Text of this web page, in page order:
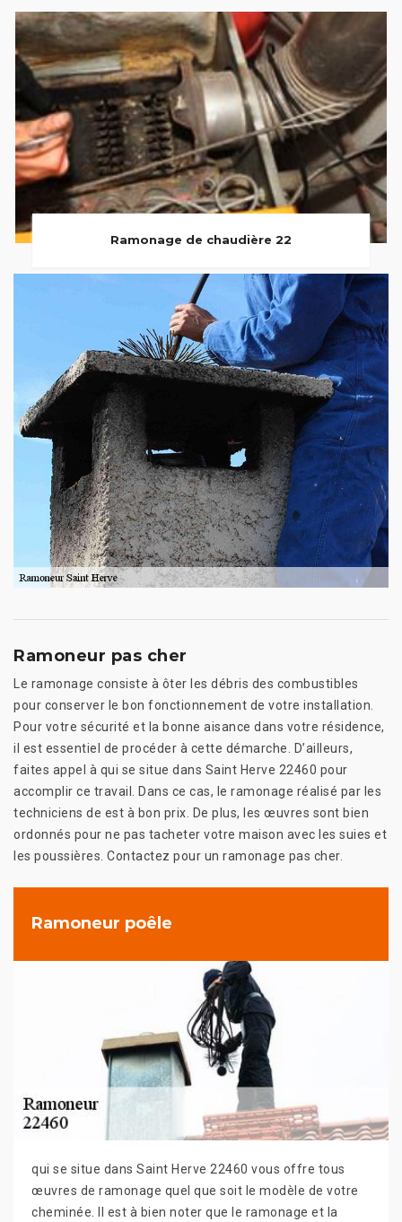
Ramonage de chaudière 22
Ramoneur pas cher
Le ramonage consiste à ôter les débris des combustibles
pour conserver le bon fonctionnement de votre installation.
Pour votre sécurité et la bonne aisance dans votre résidence,
il est essentiel de procéder à cette démarche. D’ailleurs,
faites appel à qui se situe dans Saint Herve 22460 pour
accomplir ce travail. Dans ce cas, le ramonage réalisé par les
techniciens de est à bon prix. De plus, les œuvres sont bien
ordonnés pour ne pas tacheter votre maison avec les suies et
les poussières. Contactez pour un ramonage pas cher.
Ramoneur poêle
qui se situe dans Saint Herve 22460 vous offre tous
œuvres de ramonage quel que soit le modèle de votre
cheminée. Il est à bien noter que le ramonage et la